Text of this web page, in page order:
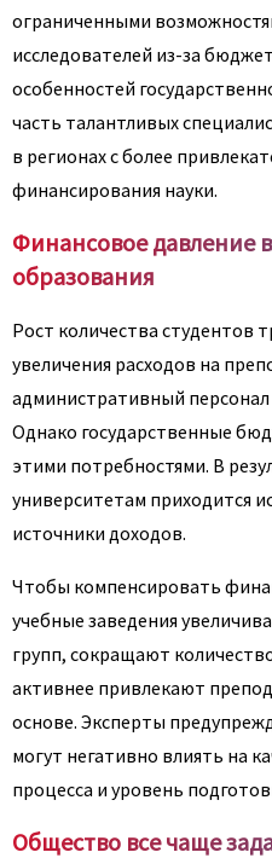
ограниченными
исследователей из-за
особенностей
часть талантливых
в регионах с более
финансирования науки.
Финансовое давление
образования
Рост количества студентов
увеличения расходов на
административный
Однако государственные
этими потребностями. В
университетам приходится
источники доходов.
Чтобы компенсировать
учебные заведения
групп, сокращают
активнее привлекают
основе. Эксперты
могут негативно влиять на
процесса и уровень
Общество все чаще